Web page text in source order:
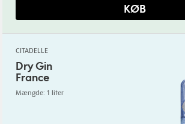
KØB
CITADELLE
Dry Gin
France
Mængde: 1 liter